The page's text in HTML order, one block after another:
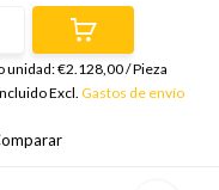
unidad:€2.128,00/Pieza
Excl. Gastos de envío